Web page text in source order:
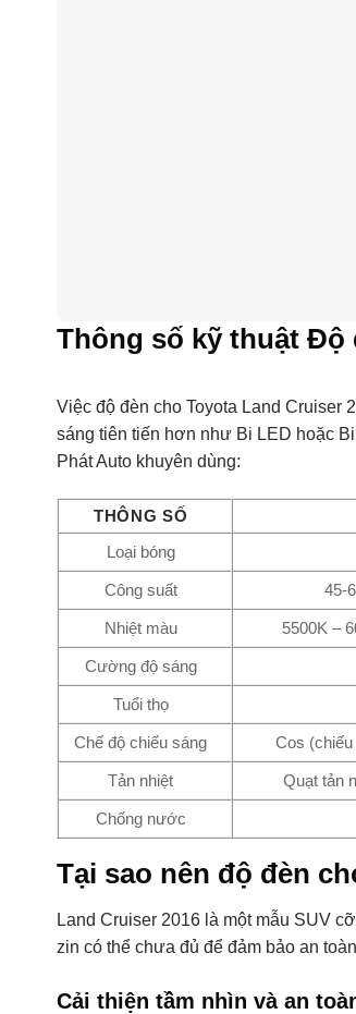
Thông số kỹ thuật Độ
Việc độ đèn cho Toyota Land Cruiser
sáng tiên tiến hơn như Bi LED hoặc
Phát Auto khuyên dùng:
THÔNG SỐ
Loại bóng
Công suất 45-
Nhiệt màu 5500K –
Cường độ sáng
Tuổi thọ
Chế độ chiếu sáng Cos
Tản nhiệt Quạt tản
Chống nước
Tại sao nên độ đèn
Land Cruiser 2016 là một mẫu SUV
zin có thể chưa đủ để đảm bảo an
Cải thiện tầm nhìn và an